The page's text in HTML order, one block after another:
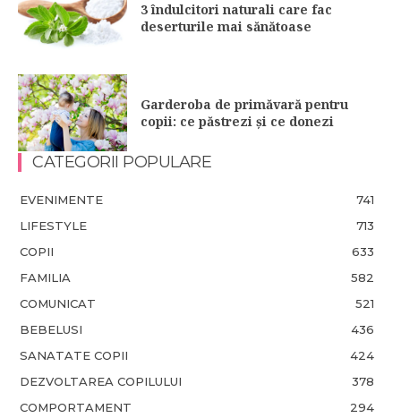
3 îndulcitori naturali care fac
deserturile mai sănătoase
Garderoba de primăvară pentru
copii: ce păstrezi și ce donezi
CATEGORII POPULARE
EVENIMENTE
741
LIFESTYLE
713
COPII
633
FAMILIA
582
COMUNICAT
521
BEBELUSI
436
SANATATE COPII
424
DEZVOLTAREA COPILULUI
378
COMPORTAMENT
294